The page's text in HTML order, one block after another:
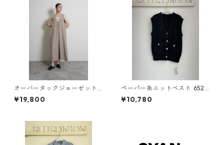
オーバータックジョーゼットo
ne-piece （set up対応） 60
4497 cyantokyo 2603 b -0
¥19,800
ペーパー糸ニットベスト 652 -
85516 cloche
¥10,780